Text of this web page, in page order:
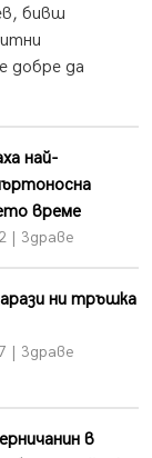
бивш
добре да
най-
време
| Здраве
ни тръшка
| Здраве
в